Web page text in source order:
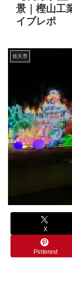
景｜樫山工
イブレポ
佐久市
X
Pinterest